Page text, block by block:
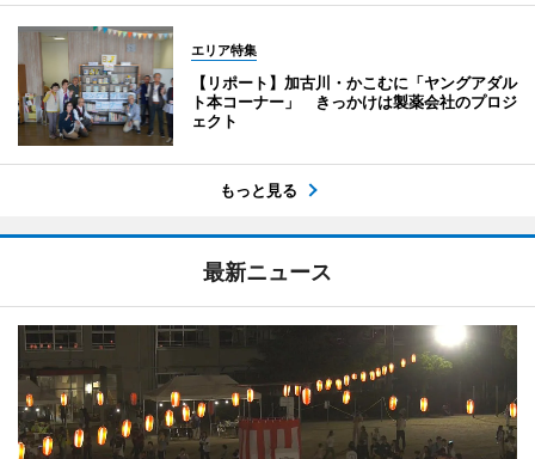
エリア特集
【リポート】加古川・かこむに「ヤングアダル
ト本コーナー」 きっかけは製薬会社のプロジ
ェクト
もっと見る
最新ニュース